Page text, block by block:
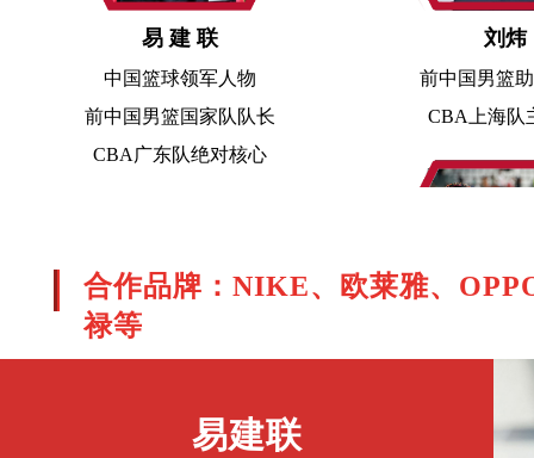
易 建 联
中国篮球领军人物
前中国男篮国家队队长
CBA广东队绝对核心
刘炜
前中国男篮
CBA上海队
王柳懿/
合作品牌：NIKE、欧莱雅、
禄等
易建联